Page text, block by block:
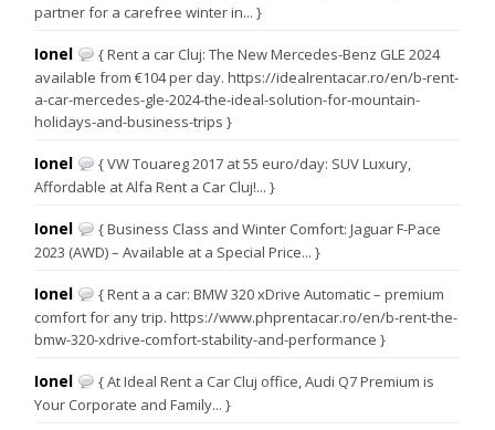
partner for a carefree winter in... }
Ionel
{ Rent a car Cluj: The New Mercedes-Benz GLE 2024
available from €104 per day. https://idealrentacar.ro/en/b-rent-
a-car-mercedes-gle-2024-the-ideal-solution-for-mountain-
holidays-and-business-trips }
Ionel
{ VW Touareg 2017 at 55 euro/day: SUV Luxury,
Affordable at Alfa Rent a Car Cluj!... }
Ionel
{ Business Class and Winter Comfort: Jaguar F-Pace
2023 (AWD) – Available at a Special Price... }
Ionel
{ Rent a a car: BMW 320 xDrive Automatic – premium
comfort for any trip. https://www.phprentacar.ro/en/b-rent-the-
bmw-320-xdrive-comfort-stability-and-performance }
Ionel
{ At Ideal Rent a Car Cluj office, Audi Q7 Premium is
Your Corporate and Family... }